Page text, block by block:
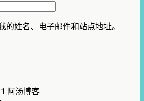
的姓名、电子邮件和站点地址。
阿汤博客